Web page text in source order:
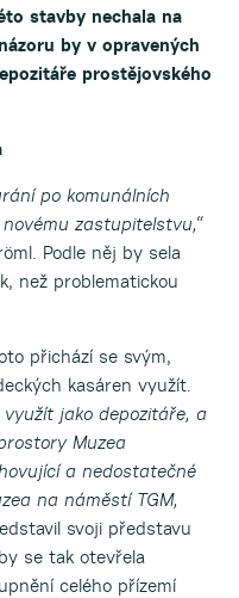
stavby nechala na
by v opravených
prostějovského
po komunálních
zastupitelstvu,“
Podle něj by sela
než problematickou
přichází se svým,
kasáren využít.
jako depozitáře, a
Muzea
a nedostatečné
na náměstí TGM,
svoji představu
se tak otevřela
celého přízemí